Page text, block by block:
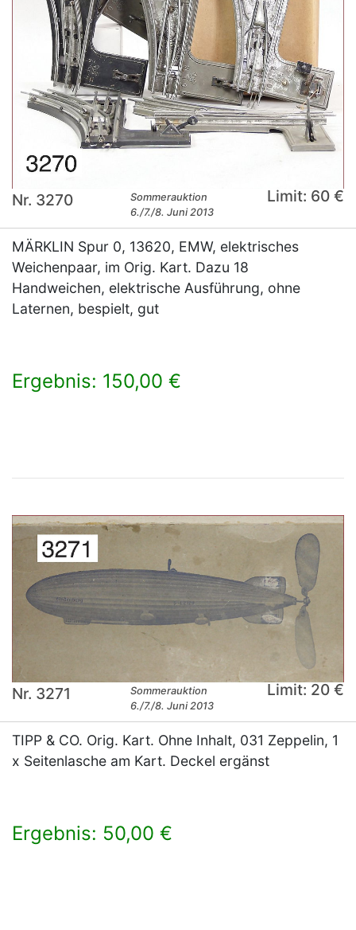
Nr. 3270
Sommerauktion
6./7./8. Juni 2013
Limit: 60 €
MÄRKLIN Spur 0, 13620, EMW, elektrisches
Weichenpaar, im Orig. Kart. Dazu 18
Handweichen, elektrische Ausführung, ohne
Laternen, bespielt, gut
Ergebnis: 150,00 €
Nr. 3271
Sommerauktion
6./7./8. Juni 2013
Limit: 20 €
TIPP & CO. Orig. Kart. Ohne Inhalt, 031 Zeppelin, 1
x Seitenlasche am Kart. Deckel ergänst
Ergebnis: 50,00 €